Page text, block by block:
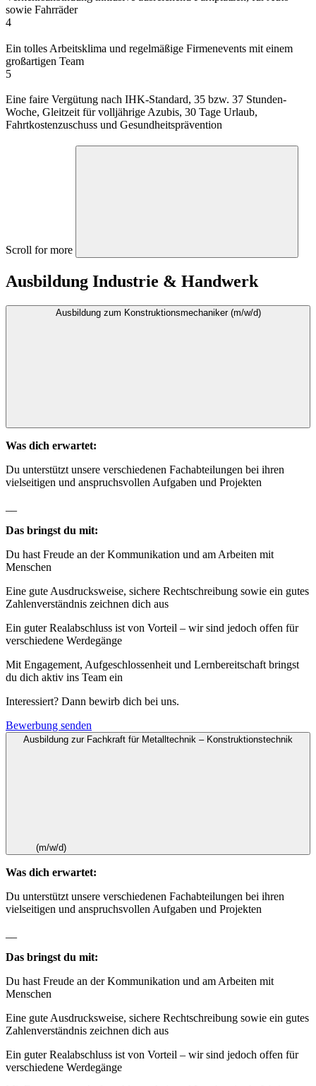
sowie Fahrräder
4
Ein tolles Arbeitsklima und regelmäßige Firmenevents mit einem
großartigen Team
5
Eine faire Vergütung nach IHK-Standard, 35 bzw. 37 Stunden-
Woche, Gleitzeit für volljährige Azubis, 30 Tage Urlaub,
Fahrtkostenzuschuss und Gesundheitsprävention
Scroll for more
Ausbildung Industrie & Handwerk
Ausbildung zum Konstruktionsmechaniker (m/w/d)
Was dich erwartet:
Du unterstützt unsere verschiedenen Fachabteilungen bei ihren
vielseitigen und anspruchsvollen Aufgaben und Projekten
Das bringst du mit:
Du hast Freude an der Kommunikation und am Arbeiten mit
Menschen
Eine gute Ausdrucksweise, sichere Rechtschreibung sowie ein gutes
Zahlenverständnis zeichnen dich aus
Ein guter Realabschluss ist von Vorteil – wir sind jedoch offen für
verschiedene Werdegänge
Mit Engagement, Aufgeschlossenheit und Lernbereitschaft bringst
du dich aktiv ins Team ein
Interessiert? Dann bewirb dich bei uns.
Bewerbung senden
Ausbildung zur Fachkraft für Metalltechnik – Konstruktionstechnik
(m/w/d)
Was dich erwartet:
Du unterstützt unsere verschiedenen Fachabteilungen bei ihren
vielseitigen und anspruchsvollen Aufgaben und Projekten
Das bringst du mit:
Du hast Freude an der Kommunikation und am Arbeiten mit
Menschen
Eine gute Ausdrucksweise, sichere Rechtschreibung sowie ein gutes
Zahlenverständnis zeichnen dich aus
Ein guter Realabschluss ist von Vorteil – wir sind jedoch offen für
verschiedene Werdegänge